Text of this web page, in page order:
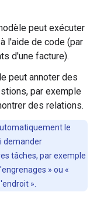
peut exécuter
l'aide de code (par
d'une facture).
peut annoter des
par exemple
des relations.
le
demander
tâches, par exemple
» ou «
».